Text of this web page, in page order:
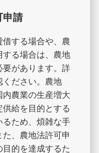
申請
借する場合や、農
する場合は、農地
要があります。詳
ください。農地
内農業の生産増大
給を目的とする
るため、煩雑な手
、農地法許可申
的を達成するた